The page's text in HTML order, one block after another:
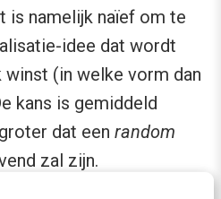
is namelijk naïef om te
idee dat wordt
(in welke vorm dan
kans is gemiddeld
dat een random
zal zijn.